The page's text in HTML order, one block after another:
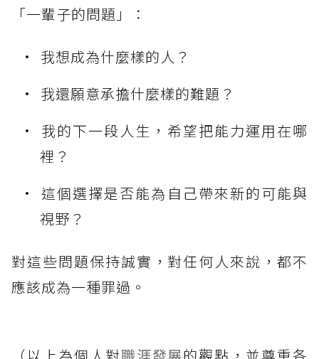
「一輩子的問題」：
我想成為什麼樣的人？
我還願意承擔什麼樣的難題？
我的下一段人生，希望把能力運用在哪
裡？
這個選擇是否能為自己帶來新的可能與
視野？
對這些問題保持誠實，對任何人來說，都不
應該成為一種罪過。
（以上為個人對職涯發展的觀點，並尊重各